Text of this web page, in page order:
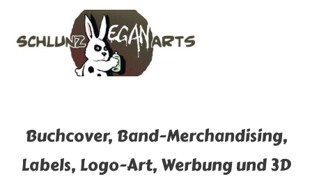
Buchcover, Band-Merchandising,
Labels, Logo-Art, Werbung und 3D